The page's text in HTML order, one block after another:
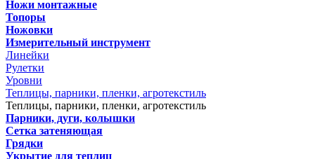
Ножи монтажные
Топоры
Ножовки
Измерительный инструмент
Линейки
Рулетки
Уровни
Теплицы, парники, пленки, агротекстиль
Теплицы, парники, пленки, агротекстиль
Парники, дуги, колышки
Сетка затеняющая
Грядки
Укрытие для теплиц